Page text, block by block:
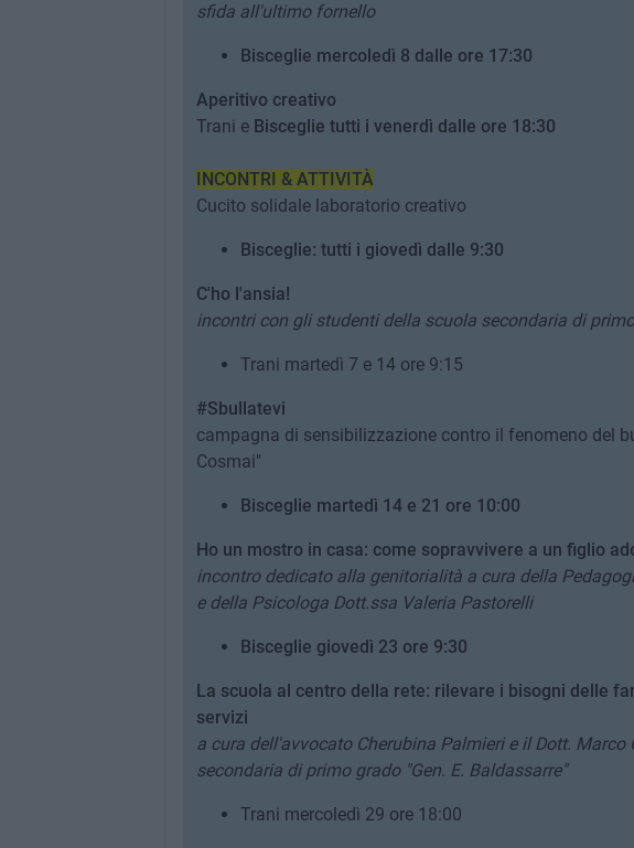
sfida all'ultimo fornello
Bisceglie mercoledì 8 dalle ore 17:30
Aperitivo creativo
Trani eBisceglie tutti i venerdì dalle ore 18:30
INCONTRI & ATTIVITÀ
Cucito solidale laboratorio creativo
Bisceglie: tutti i giovedì dalle 9:30
C'ho l'ansia!
incontri con gli studenti della scuola secondaria di
Trani martedì 7 e 14 ore 9:15
#Sbullatevi
campagna di sensibilizzazione contro il fenomeno del
Cosmai"
Bisceglie martedì 14 e 21 ore 10:00
Ho un mostro in casa: come sopravvivere a un figlio
incontro dedicato alla genitorialità a cura della
e della Psicologa Dott.ssa Valeria Pastorelli
Bisceglie giovedì 23 ore 9:30
La scuola al centro della rete: rilevare i bisogni delle
servizi
a cura dell'avvocato Cherubina Palmieri e il Dott. Marco
secondaria di primo grado "Gen. E. Baldassarre"
Trani mercoledì 29 ore 18:00